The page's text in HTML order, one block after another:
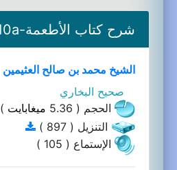
شرح كتاب الأطعمة-10a
الشيخ محمد بن صالح العثيمين
صحيح البخاري
الحجم ( 5.36
ميغابايت )
التنزيل ( 897 )
الإستماع ( 105 )